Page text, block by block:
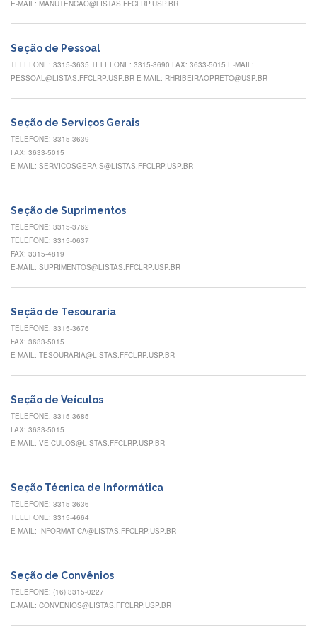
Normativas
Editais
Notícias
Eventos
Contato
Apresentação
Missão
Regimento
Portarias
e
Editais
Eventos
de
Inclusão
Apoio
estudantil
Você
está
Reuniões
Conheça
nossas
Formulários
Contato
E-MAIL: MANUTENCAO@LISTAS.FFCLRP.USP.BR
Seção de Pessoal
TELEFONE: 3315-3635 TELEFONE: 3315-3690 FAX: 3633-5015 E-MAIL:
PESSOAL@LISTAS.FFCLRP.USP.BR E-MAIL: RHRIBEIRAOPRETO@USP.BR
Seção de Serviços Gerais
TELEFONE: 3315-3639
FAX: 3633-5015
E-MAIL: SERVICOSGERAIS@LISTAS.FFCLRP.USP.BR
Seção de Suprimentos
TELEFONE: 3315-3762
TELEFONE: 3315-0637
FAX: 3315-4819
E-MAIL: SUPRIMENTOS@LISTAS.FFCLRP.USP.BR
Seção de Tesouraria
TELEFONE: 3315-3676
FAX: 3633-5015
E-MAIL: TESOURARIA@LISTAS.FFCLRP.USP.BR
Seção de Veículos
TELEFONE: 3315-3685
FAX: 3633-5015
E-MAIL: VEICULOS@LISTAS.FFCLRP.USP.BR
Seção Técnica de Informática
TELEFONE: 3315-3636
TELEFONE: 3315-4664
E-MAIL: INFORMATICA@LISTAS.FFCLRP.USP.BR
Seção de Convênios
TELEFONE: (16) 3315-0227
E-MAIL: CONVENIOS@LISTAS.FFCLRP.USP.BR